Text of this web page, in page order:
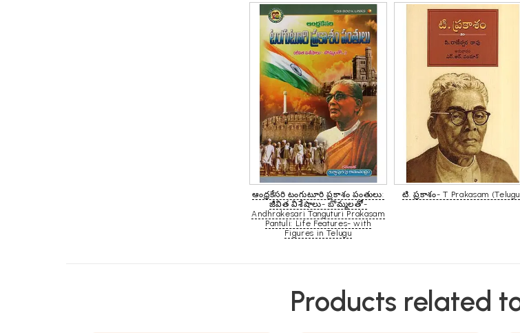
ఆంధ్రకేసరి టంగుటూరి ప్రకాశం పంతులు:
జీవిత విశేషాలు- బొమ్మలతో-
Andhrakesari Tanguturi Prakasam
Pantuli: Life Features- with
Figures in Telugu
టి. ప్రకాశం- T Prakasam
Products related